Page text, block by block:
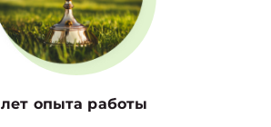
опыта работы